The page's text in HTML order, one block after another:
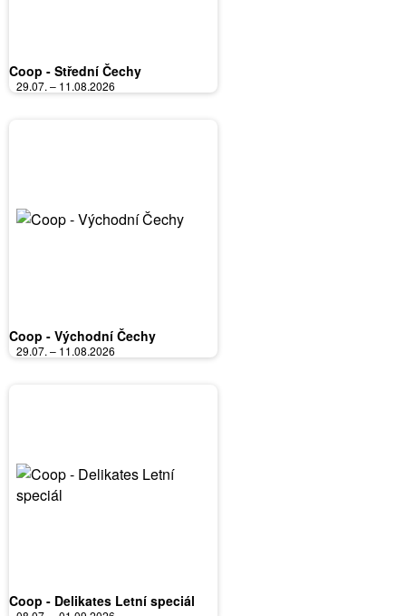
Coop - Střední Čechy
29.07. – 11.08.2026
Coop - Východní Čechy
29.07. – 11.08.2026
Coop - Delikates Letní speciál